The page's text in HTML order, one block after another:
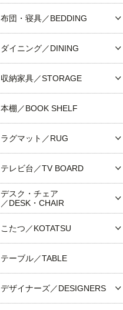
布団・寝具／BEDDING
ダイニング／DINING
収納家具／STORAGE
本棚／BOOK SHELF
ラグマット／RUG
テレビ台／TV BOARD
デスク・チェア
／DESK・CHAIR
こたつ／KOTATSU
テーブル／TABLE
デザイナーズ／DESIGNERS